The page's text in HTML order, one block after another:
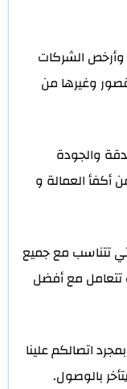
الشركات
وغيرها من
والجودة
العمالة و
تتناسب مع جميع
تتعامل مع أفضل
اتصالكم علينا
بالوصول.